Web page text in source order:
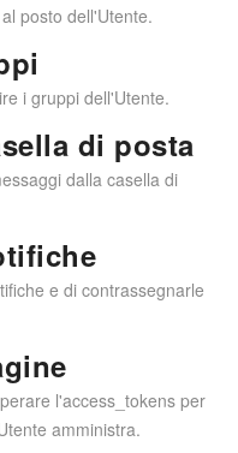
posto dell'Utente.
i gruppi dell'Utente.
di posta
dalla casella di
e di contrassegnarle
l'access_tokens per
amministra.